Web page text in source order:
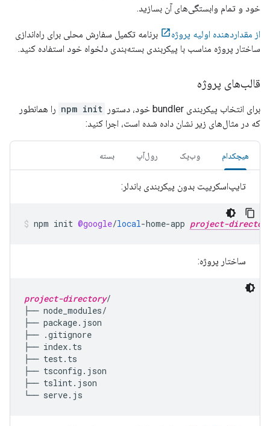
خود و تمام وابستگی‌های آن بسازید.
از مقداردهنده اولیه پروژه
برنامه تکمیل سفارش محلی برای راه‌اندازی
ساختار پروژه مناسب با پیکربندی بسته‌بندی دلخواه خود استفاده کنید.
قالب‌های پروژه
برای انتخاب پیکربندی bundler خود، دستور npm init را همانطور
که در مثال‌های زیر نشان داده شده است، اجرا کنید:
هیچکدام وب‌پک رول‌آپ بسته
تایپ‌اسکریپت بدون پیکربندی باندلر:
npm init @google/local-home-app project-
ساختار پروژه:
project-directory/
├── node_modules/
├── package.json
├── .gitignore
├── index.ts
├── test.ts
├── tsconfig.json
├── tslint.json